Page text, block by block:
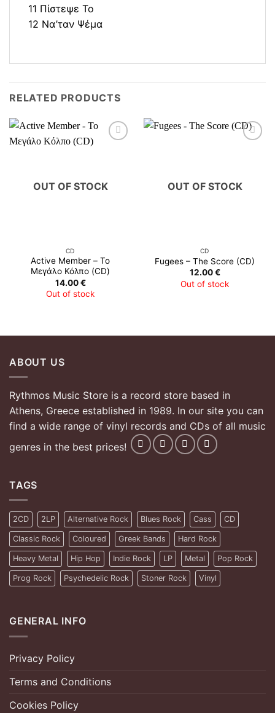
11 Πίστεψε Το
12 Να’ταν Ψέμα
RELATED PRODUCTS
OUT OF STOCK
CD
Active Member – Το
Μεγάλο Κόλπο (CD)
14.00€
Out of stock
OUT OF STOCK
CD
Fugees – The Score (CD)
12.00€
Out of stock
ABOUT US
Rythmos Music Store is a record store based in
Athens, Greece established in 1989. In our site you can
find a wide range of vinyl records and CDs of all music
genres in the best prices!
TAGS
2CD 2LP Alternative Rock Blues Rock Cass CD
Classic Rock Coloured Greek Bands Hard Rock
Heavy Metal Hip Hop Indie Rock LP Metal Pop Rock
Prog Rock Psychedelic Rock Stoner Rock Vinyl
GENERAL INFO
Privacy Policy
Terms and Conditions
Cookies Policy